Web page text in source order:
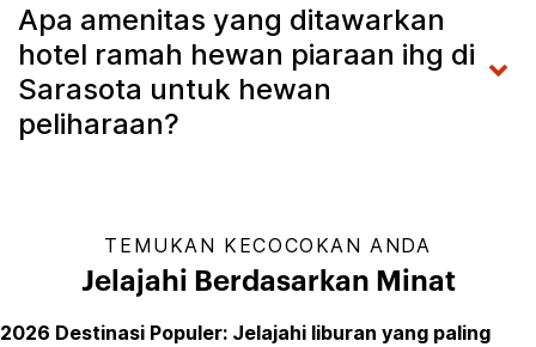
Apa amenitas yang ditawarkan
hotel ramah hewan piaraan ihg di
Sarasota untuk hewan
peliharaan?
TEMUKAN KECOCOKAN ANDA
Jelajahi Berdasarkan Minat
2026 Destinasi Populer: Jelajahi liburan yang paling